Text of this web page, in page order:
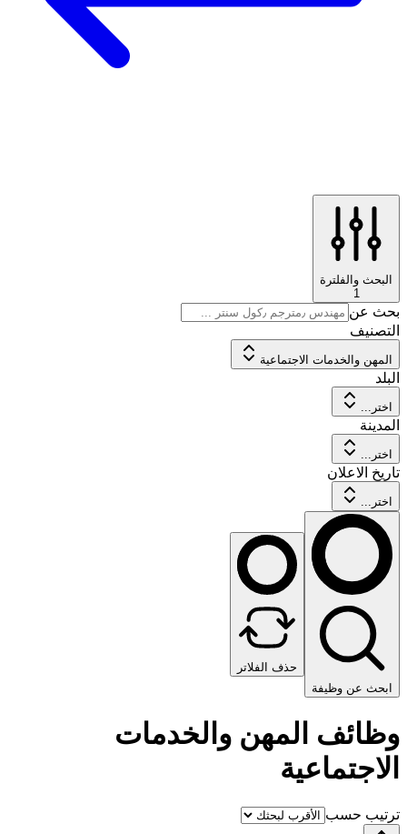
البحث والفلترة
1
بحث عن
التصنيف
المهن والخدمات الاجتماعية
البلد
اختر...
المدينة
اختر...
تاريخ الاعلان
اختر...
ابحث عن وظيفة
حذف الفلاتر
وظائف المهن والخدمات
الاجتماعية
ترتيب حسب